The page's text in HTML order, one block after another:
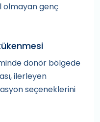
olmayan genç
donör bölgede
ilerleyen
seçeneklerini